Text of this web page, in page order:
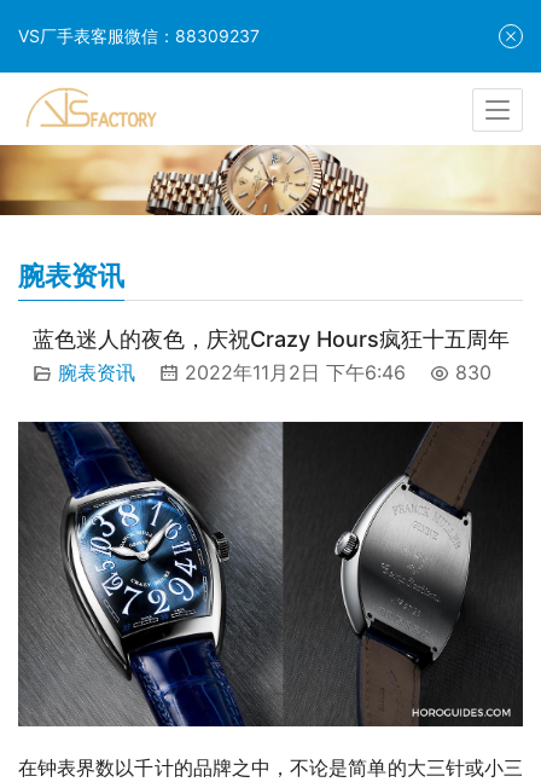
腕表资讯
蓝色迷人的夜色，庆祝Crazy Hours疯狂十五周年
腕表资讯 2022年11月2日 下午6:46 830
在钟表界数以千计的品牌之中，不论是简单的大三针或小三
VS厂手表客服微信：88309237